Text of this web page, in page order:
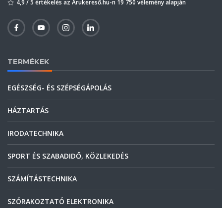
4,9 / 5 értékelés az Árukereső.hu-n 19 750 vélemény alapján
TERMÉKEK
EGÉSZSÉG- ÉS SZÉPSÉGÁPOLÁS
HÁZTARTÁS
IRODATECHNIKA
SPORT ÉS SZABADIDŐ, KÖZLEKEDÉS
SZÁMÍTÁSTECHNIKA
SZÓRAKOZTATÓ ELEKTRONIKA